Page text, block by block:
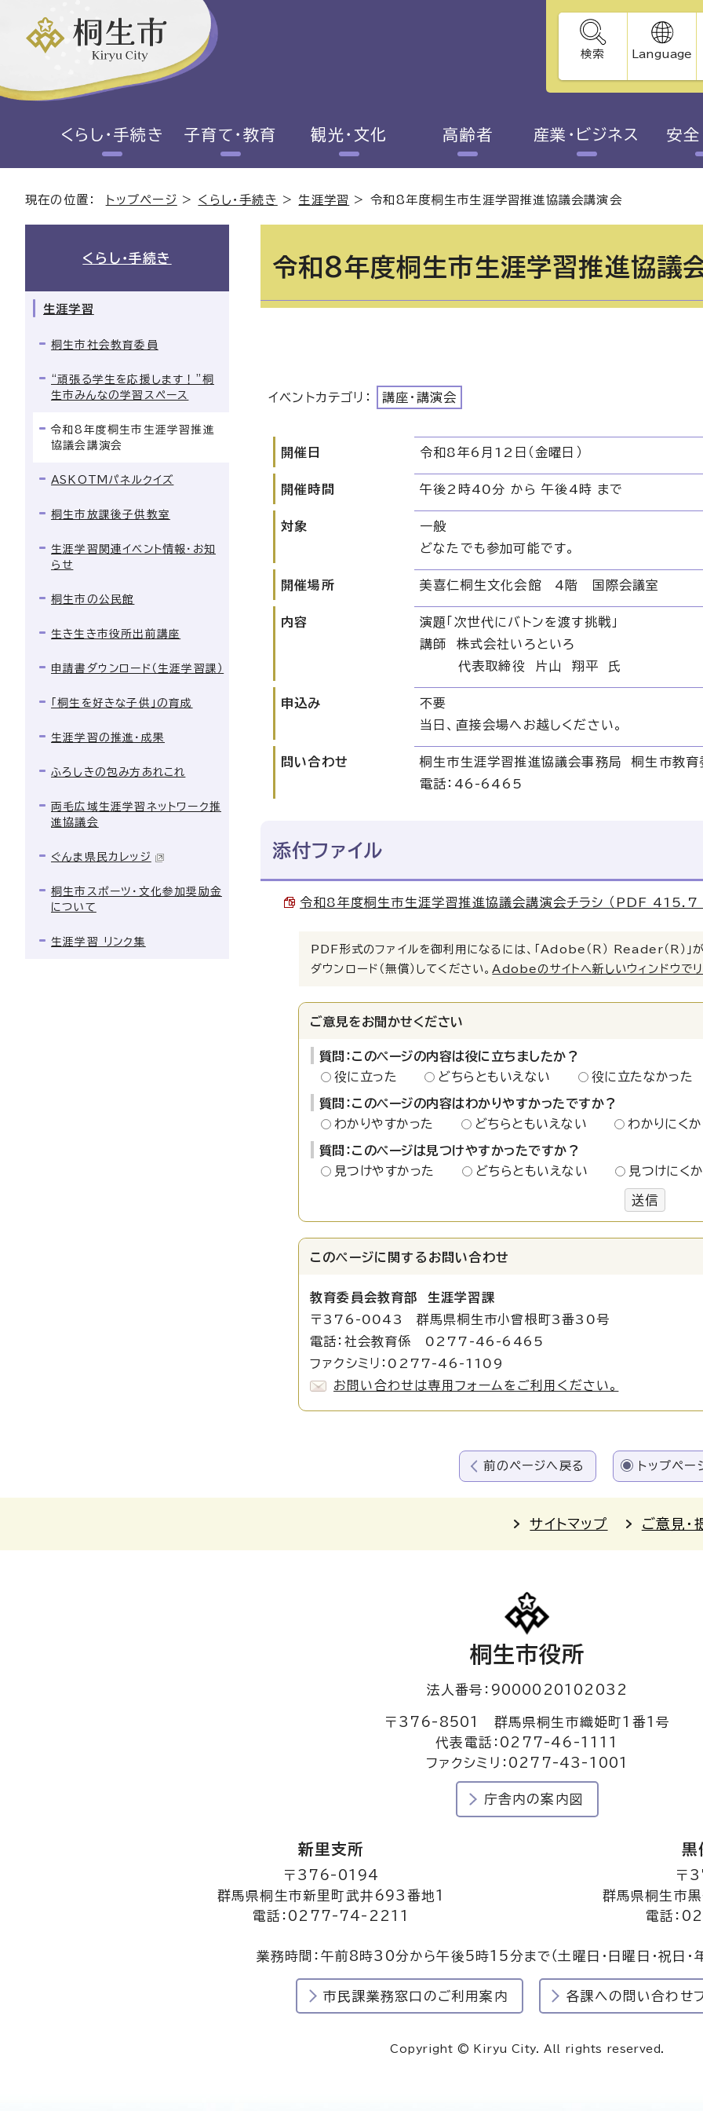
検索 Language
くらし・手続き 子育て・教育 観光・文化 高齢者 産業・ビジネス 安全
現在の位置： トップページ > くらし・手続き > 生涯学習 > 令和8年度桐生市生涯学習推進協議会講演会
令和8年度桐生市生涯学習推進協議
イベントカテゴリ： 講座・講演会
開催日 令和8年6月12日（金曜日）
開催時間 午後2時40分 から 午後4時 まで
対象
一般
どなたでも参加可能です。
開催場所 美喜仁桐生文化会館 4階 国際会議室
内容
演題「次世代にバトンを渡す挑戦」
講師 株式会社いろといろ
代表取締役 片山 翔平 氏
申込み
不要
当日、直接会場へお越しください。
問い合わせ
桐生市生涯学習推進協議会事務局 桐生市教
電話：46-6465
添付ファイル
令和8年度桐生市生涯学習推進協議会講演会チラシ （PDF 415.7
PDF形式のファイルを御利用になるには、「Adobe（R） Reader（R）
ダウンロード（無償）してください。 Adobeのサイトへ新しいウィンドウでリ
ご意見をお聞かせください
質問：このページの内容は役に立ちましたか？
役に立った
どちらともいえない 役に立たなかった
質問：このページの内容はわかりやすかったですか？
わかりやすかった
どちらともいえない わかりにくか
質問：このページは見つけやすかったですか？
見つけやすかった
どちらともいえない 見つけにく
送信
このページに関する お問い合わせ
教育委員会教育部 生涯学習課
〒376-0043 群馬県桐生市小曾根町3番30号
電話：社会教育係 0277-46-6465
ファクシミリ：0277-46-1109
お問い合わせは専用フォームをご利用ください。
くらし・手続き
生涯学習
桐生市社会教育委員
“頑張る学生を応援します！”桐
生市みんなの学習スペース
令和8年度桐生市生涯学習推進
協議会講演会
ASKOTMパネルクイズ
桐生市放課後子供教室
生涯学習関連イベント情報・お知
らせ
桐生市の公民館
生き生き市役所出前講座
申請書ダウンロード（生涯学習課）
「桐生を好きな子供」の育成
生涯学習の推進・成果
ふろしきの包み方あれこれ
両毛広域生涯学習ネットワーク推
進協議会
ぐんま県民カレッジ
桐生市スポーツ・文化参加奨励金
について
生涯学習 リンク集
前のページへ戻る トップペー
サイトマップ ご意見・
桐生市役所
法人番号：9000020102032
〒376-8501 群馬県桐生市織姫町1番1号
代表電話：0277-46-1111
ファクシミリ：0277-43-1001
庁舎内の案内図
新里支所
〒376-0194
群馬県桐生市新里町武井693番地1
電話：0277-74-2211
黒
〒
群馬県桐生市
電話：
業務時間：午前8時30分から午後5時15分まで（土曜日・日曜日・祝日・
市民課業務窓口のご利用案内 各課への問い合わせ
Copyright © Kiryu City. All rights reserved.